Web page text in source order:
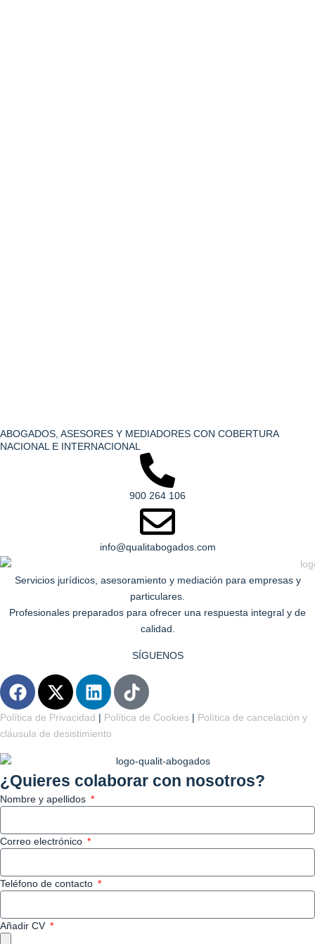
ABOGADOS, ASESORES Y MEDIADORES CON COBERTURA
NACIONAL E INTERNACIONAL
900 264 106
info@qualitabogados.com
Servicios jurídicos, asesoramiento y mediación para empresas y
particulares.
Profesionales preparados para ofrecer una respuesta integral y de
calidad.
SÍGUENOS
F
a
c
e
o
o
k
X
-
t
w
t
e
L
i
n
k
d
i
n
T
i
k
k
Política de Privacidad | Política de Cookies | Política de cancelación y
cláusula de desistimiento
¿Quieres colaborar con nosotros?
Nombre y apellidos
Correo electrónico
Teléfono de contacto
Añadir CV